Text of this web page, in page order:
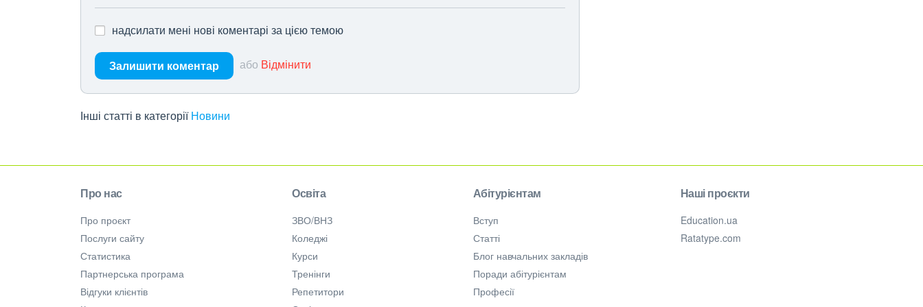
надсилати мені нові коментарі за цією темою
Залишити коментар або Відмінити
Інші статті в категорії Новини
Про нас
Про проєкт
Послуги сайту
Статистика
Партнерська програма
Відгуки клієнтів
Освіта
ЗВО/ВНЗ
Коледжі
Курси
Тренінги
Репетитори
Абітурієнтам
Вступ
Статті
Блог навчальних закладів
Поради абітурієнтам
Професії
Наші проєкти
Education.ua
Ratatype.com